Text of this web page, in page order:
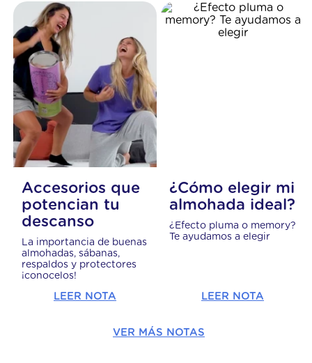
tiene su propio ritmo, los accidentes ocurren y el colchón
puede mancharse. Por eso, hoy queremos compartirte los
mejores trucos para que sepas cómo mantener tu colchón
libre de manchas y olores y prolongar su vida útil. Si
necesitás limpiar un colchón sucio porque se cayó alguna
comida o bebida, o si querés saber cómo limpiar un colchón
manchado...
Accesorios que
potencian tu
descanso
La importancia de buenas
almohadas, sábanas,
respaldos y protectores
¡conocelos!
LEER NOTA
¿Cómo elegir mi
almohada ideal?
¿Efecto pluma o memory?
Te ayudamos a elegir
LEER NOTA
VER MÁS NOTAS